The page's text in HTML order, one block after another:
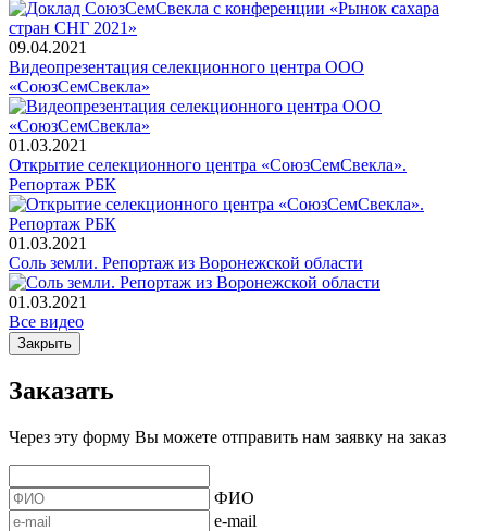
09.04.2021
Видеопрезентация селекционного центра ООО
«СоюзСемСвекла»
01.03.2021
Открытие селекционного центра «СоюзСемСвекла».
Репортаж РБК
01.03.2021
Соль земли. Репортаж из Воронежской области
01.03.2021
Все видео
Закрыть
Заказать
Через эту форму Вы можете отправить нам заявку на заказ
ФИО
e-mail